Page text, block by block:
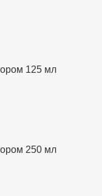
125 мл
250 мл